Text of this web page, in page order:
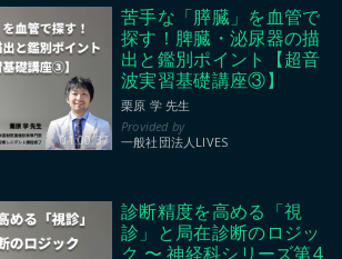
01:00:37
苦手な「膵臓」を血管で
探す！脾臓・泌尿器の描
出と鑑別ポイント【超音
波実習基礎講座③】
栗原 学 先生
一般社団法人LIVES
診断精度を高める「視
診」と局在診断のロジッ
ク 〜 神経科シリーズ第4